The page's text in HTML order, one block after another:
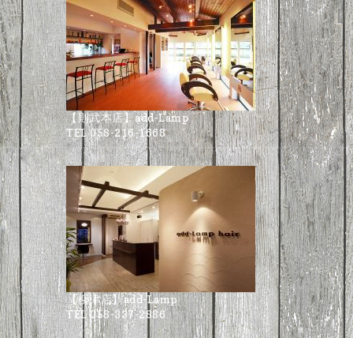
【則武本店】add-Lamp
TEL 058-216-1668
【柳津店】add-Lamp
TEL 058-337-2886